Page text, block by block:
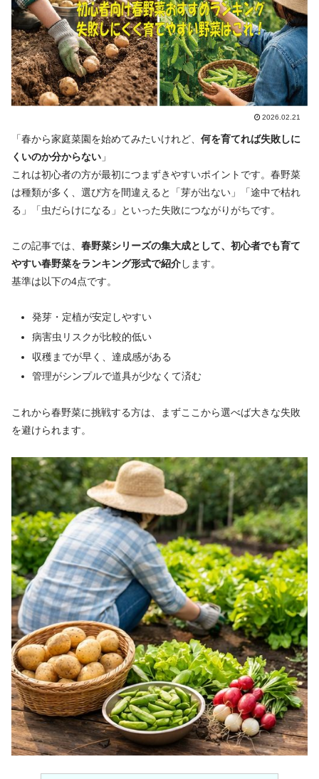
2026.02.21
「春から家庭菜園を始めてみたいけれど、 何を育てれば失敗しに
くいのか分からない 」
これは初心者の方が最初につまずきやすいポイントです。春野菜
は種類が多く、選び方を間違えると「芽が出ない」「途中で枯れ
る」「虫だらけになる」といった失敗につながりがちです。
この記事では、 春野菜シリーズの集大成として、初心者でも育て
やすい春野菜をランキング形式で紹介します。
基準は以下の4点です。
発芽・定植が安定しやすい
病害虫リスクが比較的低い
収穫までが早く、達成感がある
管理がシンプルで道具が少なくて済む
これから春野菜に挑戦する方は、まずここから選べば大きな失敗
を避けられます。